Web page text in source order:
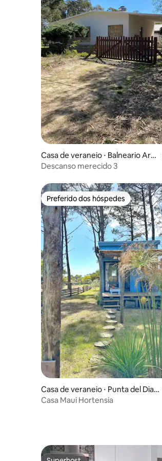
Casa de veraneio ⋅ Balneario Arg
entino
Descanso merecido 3
Preferido dos hóspedes
Preferido dos hóspedes
Casa de veraneio ⋅ Punta del Diab
lo
Casa Maui Hortensia